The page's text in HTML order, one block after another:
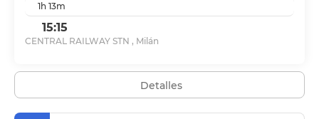
1h 13m
15:15
CENTRAL RAILWAY STN , Milán
Detalles